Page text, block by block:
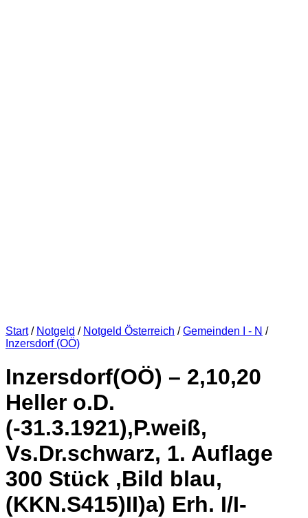
Start / Notgeld / Notgeld Österreich / Gemeinden I - N /
Inzersdorf (OÖ)
Inzersdorf(OÖ) – 2,10,20
Heller o.D.
(-31.3.1921),P.weiß,
Vs.Dr.schwarz, 1. Auflage
300 Stück ,Bild blau,
(KKN.S415)II)a) Erh. I/I-